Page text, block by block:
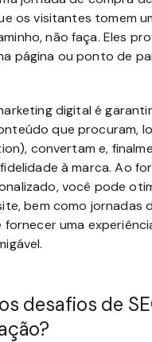
os visitantes tomem
não faça. Eles
página ou ponto de
digital é
que procuram,
convertam e,
à marca. Ao
você pode
bem como jornadas
uma
desafios de